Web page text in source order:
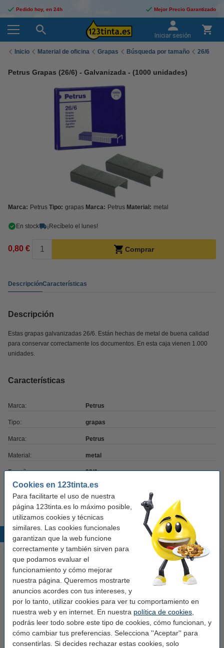
Cookies en 123tinta.es
Para facilitarte el uso de nuestra
página 123tinta.es lo máximo posible,
utilizamos cookies y técnicas
similares. Las cookies funcionales
garantizan que la web funcione
correctamente y también sirven para
que podamos evaluar el
funcionamiento y cómo mejorar
nuestra página. Queremos mostrarte
anuncios acordes con tus intereses, y
por lo tanto, utilizar cookies para ver tu comportamiento en
nuestra web y en internet. En nuestra política de cookies
podrás leer todo sobre este tipo de cookies, cómo funcionan, y
cómo cambiar tus preferencias. Selecciona ''Aceptar'' para
consentirlas. Si decides rechazar estas cookies, solo
Pedido hoy, en 24h Mejor Precio Garantizado
Iniciar sesión
Inicio Material de oficina Grapas Búsqueda por tamaño 26/6
Petrus Grapas (26/6) - Galvanizada - (1000 unidades)
Marca: Petrus Tipo: grapas Marca: Petrus Material: metal
En stock ¡Recíbelo el lunes!
0,80 € Comprar
DescripciónCaracterísticas
Descripción
Estas grapas galvanizadas 26/6. Están hechas de metal de buena calidad
para conservar correctamente los documentos. En esta caja vienen 1.000
unidades.
Características
Marca: Petrus
Tipo: grapas
Marca: Petrus
Material: metal
Tamaño grapas: 22/6
Código EAN: 8411772557111
Productos destacados
123tinta Cinta adhesiva 19 mm
x 33 m | Pack 8 uds
123tinta Cinta correctora blanca
5 mm x 8m